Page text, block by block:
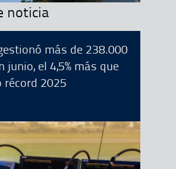
noticia
más de 238.000
junio, el 4,5% más que
récord 2025